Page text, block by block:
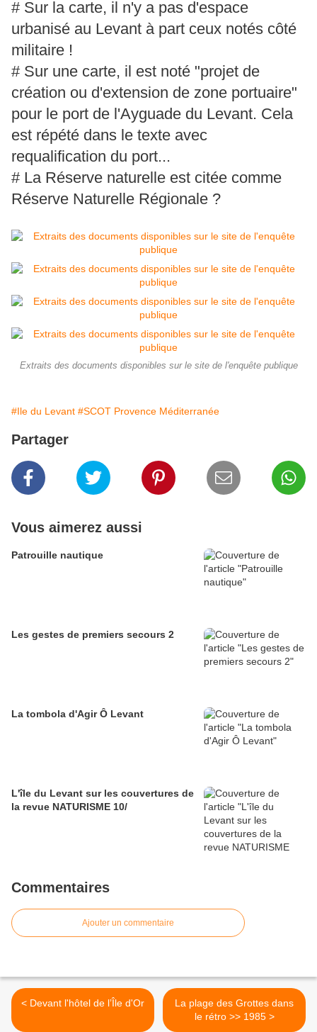
# Sur la carte, il n'y a pas d'espace
urbanisé au Levant à part ceux notés côté
militaire !
# Sur une carte, il est noté "projet de
création ou d'extension de zone portuaire"
pour le port de l'Ayguade du Levant. Cela
est répété dans le texte avec
requalification du port...
# La Réserve naturelle est citée comme
Réserve Naturelle Régionale ?
Extraits des documents disponibles sur le site de l'enquête publique
#Ile du Levant #SCOT Provence Méditerranée
Partager
Vous aimerez aussi
Patrouille nautique
Les gestes de premiers secours 2
La tombola d'Agir Ô Levant
L'île du Levant sur les couvertures de
la revue NATURISME 10/
Commentaires
Ajouter un commentaire
< Devant l'hôtel de l’Île d'Or
La plage des Grottes dans
le rétro >> 1985 >